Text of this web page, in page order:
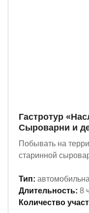
Гастротур
Сыроварни и
Побывать на
старинной
Тип:
Длительность: 8
Количество